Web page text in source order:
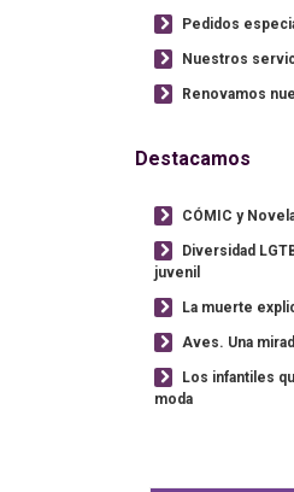
Pedidos
Nuestros
Renovamos
Destacamos
CÓMIC y
Diversidad
juvenil
La muerte
Aves. Una
Los infantiles
moda